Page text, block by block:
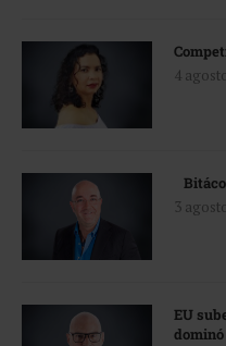
4
3
EU
dominó